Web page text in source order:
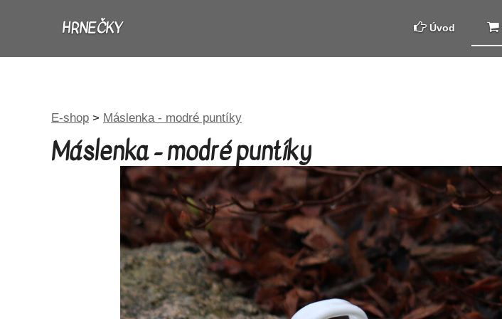
HRNEČKY Úvod
E-shop > Máslenka - modré puntíky
Máslenka - modré puntíky